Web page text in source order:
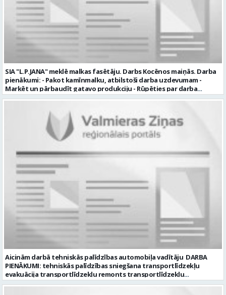
SIA "L.P.JANA" meklē malkas fasētāju. Darbs Kocēnos maiņās. Darba
pienākumi: - Pakot kamīnmalku, atbilstoši darba uzdevumam -
Marķēt un pārbaudīt gatavo produkciju - Rūpēties par darba
kvalitāti un kārtību darba vietā Prasības kandidātiem: - Laba fiziskā
Uzņēmums piedāvā: - Atalgojumu EUR 1200 bruto (atkarīgs no
padarītā) - Vienmēr laikā izmaksātu algu - Profesionālus un
atbalstošus kolēģus Lūgums CV sūtīt uz e- pastu:
pasutijumi@lpjana.lv vai zvanīt pa tālruni: 28319289 Profesija:
SAIŅOŠANAS OPERATORS Algas izmaksas veids: Laika darba alga
Darba vietas adrese: LATVIJA, Gravas iela 2, Kocēni, Kocēnu pag.,
Valmieras nov. Slodze: Viena vesela slodze Darbības joma: Ražošana
Pieteikto vietu skaits: 2 Aktuāla līdz: 2027-09-07 Darba sākšanas
datums: 2026-08-17 Kontaktpersona: Davids Pavlovs
Aicinām darbā tehniskās palīdzības automobiļa vadītāju DARBA
PIENĀKUMI: tehniskās palīdzības sniegšana transportlīdzekļu
evakuācija transportlīdzekļu remonts transportlīdzekļu
sagatavošana tehniskai apskatei PRASĪBAS PRETENDENTIEM: